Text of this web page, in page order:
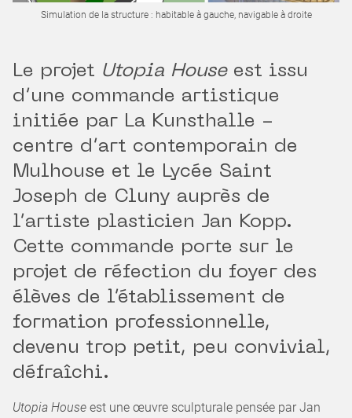
Simulation de la structure : habitable à gauche, navigable à droite
Le projet Utopia Houseest issu
d’une commande artistique
initiée par La Kunsthalle -
centre d’art contemporain de
Mulhouse et le Lycée Saint
Joseph de Cluny auprès de
l’artiste plasticien Jan Kopp.
Cette commande porte sur le
projet de réfection du foyer des
élèves de l’établissement de
formation professionnelle,
devenu trop petit, peu convivial,
défraîchi.
Utopia House est une œuvre sculpturale pensée par Jan